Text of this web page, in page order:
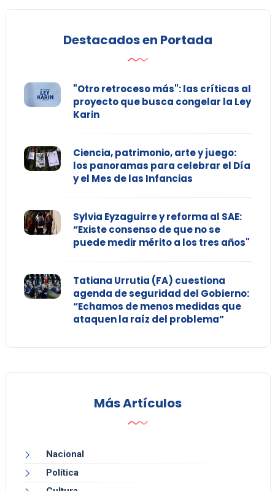
Destacados en Portada
"Otro retroceso más": las críticas al
proyecto que busca congelar la Ley
Karin
Ciencia, patrimonio, arte y juego:
los panoramas para celebrar el Día
y el Mes de las Infancias
Sylvia Eyzaguirre y reforma al SAE:
“Existe consenso de que no se
puede medir mérito a los tres años"
Tatiana Urrutia (FA) cuestiona
agenda de seguridad del Gobierno:
“Echamos de menos medidas que
ataquen la raíz del problema”
Más Artículos
Nacional
Política